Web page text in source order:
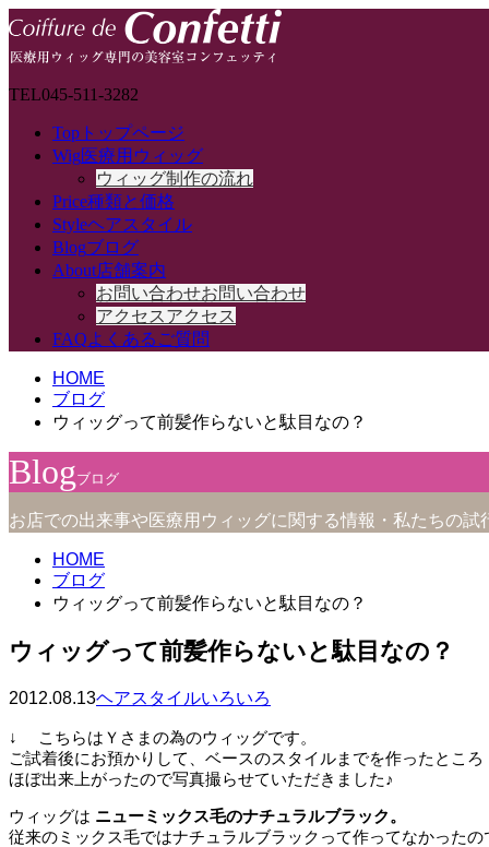
TEL045-511-3282
Top トップページ
Wig医療用ウィッグ
ウィッグ制作の流れ
Price種類と価格
Styleヘアスタイル
Blogブログ
About店舗案内
お問い合わせお問い合わせ
アクセス アクセス
FAQよくあるご質問
HOME
ブログ
ウィッグって前髪作らないと駄目なの？
Blogブログ
お店での出来事や医療用ウィッグに関する情報・私たちの
HOME
ブログ
ウィッグって前髪作らないと駄目なの？
ウィッグって前髪作らないと駄目なの？
2012.08.13ヘアスタイルいろいろ
↓ こちらはＹさまの為のウィッグです。
ご試着後にお預かりして、ベースのスタイルまでを作ったところ
ほぼ出来上がったので写真撮らせていただきました♪
ウィッグは ニューミックス毛のナチュラルブラック。
従来のミックス毛ではナチュラルブラックって作ってなかったの